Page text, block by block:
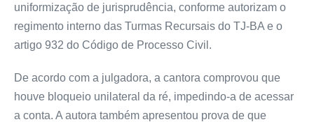
uniformização de jurisprudência, conforme autorizam o
regimento interno das Turmas Recursais do TJ-BA e o
artigo 932 do Código de Processo Civil.
De acordo com a julgadora, a cantora comprovou que
houve bloqueio unilateral da ré, impedindo-a de acessar
a conta. A autora também apresentou prova de que